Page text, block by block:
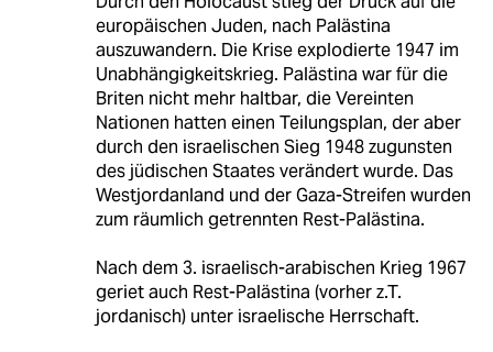
europäischen Juden, nach Palästina
auszuwandern. Die Krise explodierte 1947 im
Unabhängigkeitskrieg. Palästina war für die
Briten nicht mehr haltbar, die Vereinten
Nationen hatten einen Teilungsplan, der aber
durch den israelischen Sieg 1948 zugunsten
des jüdischen Staates verändert wurde. Das
Westjordanland und der Gaza-Streifen wurden
zum räumlich getrennten Rest-Palästina.
Nach dem 3. israelisch-arabischen Krieg 1967
geriet auch Rest-Palästina (vorher z.T.
jordanisch) unter israelische Herrschaft.